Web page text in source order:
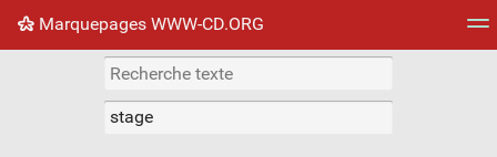
Marquepages WWW-CD.ORG
Nuage de tags Mur d'images